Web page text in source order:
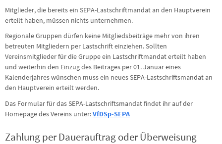
Mitglieder, die bereits ein SEPA-Lastschriftmandat an den Hauptverein
erteilt haben, müssen nichts unternehmen.
Regionale Gruppen dürfen keine Mitgliedsbeiträge mehr von ihren
betreuten Mitgliedern per Lastschrift einziehen. Sollten
Vereinsmitglieder für die Gruppe ein Lastschriftmandat erteilt haben
und weiterhin den Einzug des Beitrages per 01. Januar eines
Kalenderjahres wünschen muss ein neues SEPA-Lastschriftsmandat an
den Hauptverein erteilt werden.
Das Formular für das SEPA-Lastschriftsmandat findet ihr auf der
Homepage des Vereins unter:VfDSp-SEPA
Zahlung per Dauerauftrag oder Überweisung